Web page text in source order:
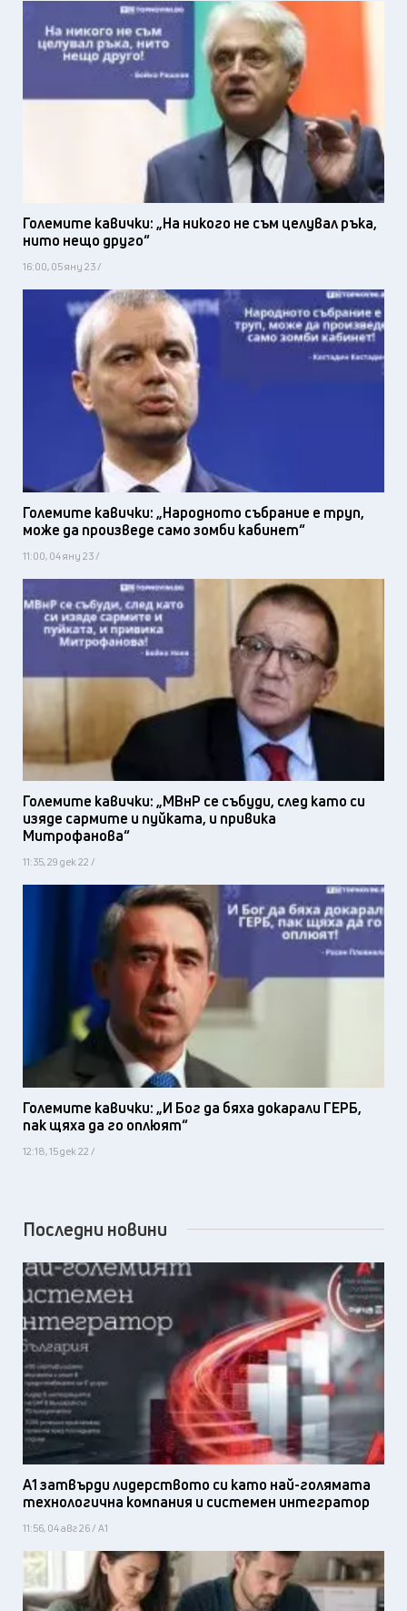
Големите кавички: „На никого не съм целувал ръка,
нито нещо друго“
16:00, 05 яну 23 /
Големите кавички: „Народното събрание е труп,
може да произведе само зомби кабинет“
11:00, 04 яну 23 /
Големите кавички: „МВнР се събуди, след като си
изяде сармите и пуйката, и привика
Митрофанова“
11:35, 29 дек 22 /
Големите кавички: „И Бог да бяха докарали ГЕРБ,
пак щяха да го оплюят“
12:18, 15 дек 22 /
Последни новини
А1 затвърди лидерството си като най-голямата
технологична компания и системен интегратор
11:56, 04 авг 26 / А1